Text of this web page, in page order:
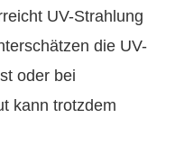
UV-Strahlung
die UV-
oder bei
kann trotzdem